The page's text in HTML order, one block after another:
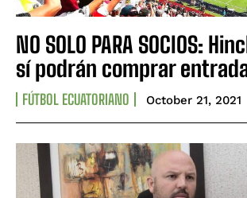
NO SOLO PARA SOCIOS:
sí podrán comprar
FÚTBOL ECUATORIANO October 21, 2021